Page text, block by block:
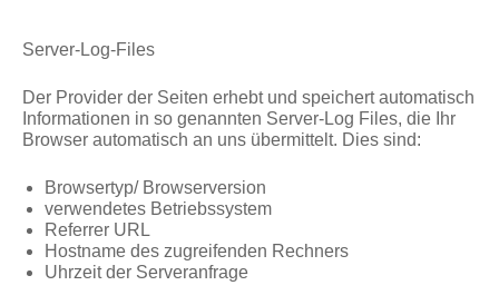
Server-Log-Files
Der Provider der Seiten erhebt und speichert automatisch
Informationen in so genannten Server-Log Files, die Ihr
Browser automatisch an uns übermittelt. Dies sind:
Browsertyp/ Browserversion
verwendetes Betriebssystem
Referrer URL
Hostname des zugreifenden Rechners
Uhrzeit der Serveranfrage